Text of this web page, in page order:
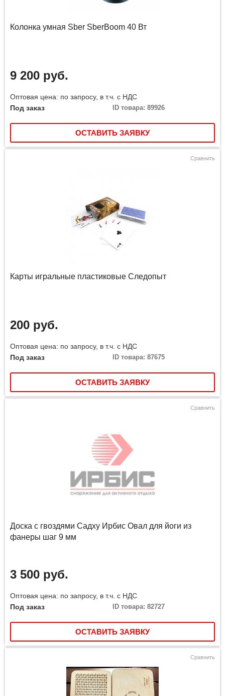
Колонка умная Sber SberBoom 40 Вт
9 200 руб.
Оптовая цена: по запросу, в т.ч. с НДС
Под заказ
ID товара: 89926
ОСТАВИТЬ ЗАЯВКУ
Сравнить
Карты игральные пластиковые Следопыт
200 руб.
Оптовая цена: по запросу, в т.ч. с НДС
Под заказ
ID товара: 87675
ОСТАВИТЬ ЗАЯВКУ
Сравнить
Доска с гвоздями Садху Ирбис Овал для йоги из
фанеры шаг 9 мм
3 500 руб.
Оптовая цена: по запросу, в т.ч. с НДС
Под заказ
ID товара: 82727
ОСТАВИТЬ ЗАЯВКУ
Сравнить